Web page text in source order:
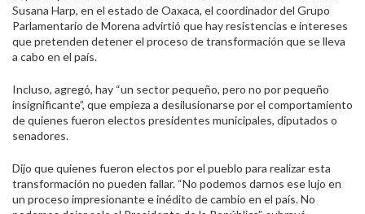
Susana Harp, en el estado de Oaxaca, el coordinador del Grupo
Parlamentario de Morena advirtió que hay resistencias e intereses
que pretenden detener el proceso de transformación que se lleva
a cabo en el país.
Incluso, agregó, hay “un sector pequeño, pero no por pequeño
insignificante”, que empieza a desilusionarse por el comportamiento
de quienes fueron electos presidentes municipales, diputados o
senadores.
Dijo que quienes fueron electos por el pueblo para realizar esta
transformación no pueden fallar. “No podemos darnos ese lujo en
un proceso impresionante e inédito de cambio en el país. No